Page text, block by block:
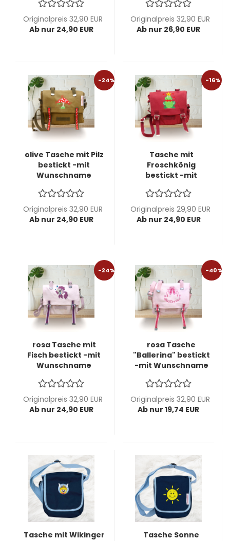
personalisierbar-
Kindergartentasche
-Ausstellungsstück-
Originalpreis 32,90 EUR
Ab nur 24,90 EUR
möglich -
personalisierbar-
Kindergartentasche
Originalpreis 32,90 EUR
Ab nur 26,90 EUR
-24%
olive Tasche mit Pilz
bestickt -mit
Wunschname
personalisierbar-
Kindergartentasche
-Ausstellungsstück-
Originalpreis 32,90 EUR
Ab nur 24,90 EUR
-16%
Tasche mit
Froschkönig
bestickt -mit
möglich
personalisierbar
Kindergartentasche
Originalpreis 29,90 EUR
Ab nur 24,90 EUR
-24%
rosa Tasche mit
Fisch bestickt -mit
Wunschname
personalisierbar -
Ausstellungsstück-
2. Wahl -
Originalpreis 32,90 EUR
Ab nur 24,90 EUR
-40%
rosa Tasche
"Ballerina" bestickt
-mit Wunschname
personalisierbar -
Ausstellungsstück-
2. Wahl -
Originalpreis 32,90 EUR
Ab nur 19,74 EUR
Tasche mit Wikinger
Tasche Sonne